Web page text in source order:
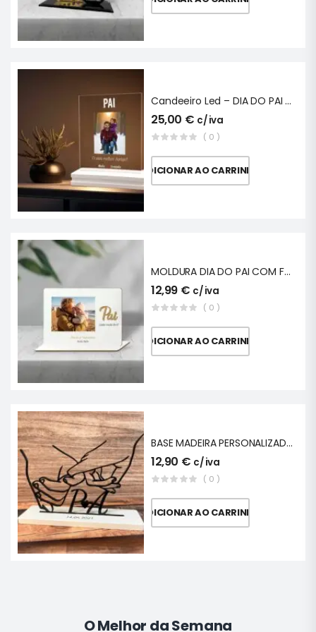
Candeeiro Led – DIA DO PAI COM FOTO
25,00 € c/ iva
( 0 )
ADICIONAR AO CARRINHO
MOLDURA DIA DO PAI COM FOTO
12,99 € c/ iva
( 0 )
ADICIONAR AO CARRINHO
BASE MADEIRA PERSONALIZADA MÃOS CASAL
12,90 € c/ iva
( 0 )
ADICIONAR AO CARRINHO
O Melhor da Semana